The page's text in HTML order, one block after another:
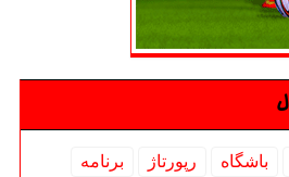
باشگاه رپورتاژ
برنامه